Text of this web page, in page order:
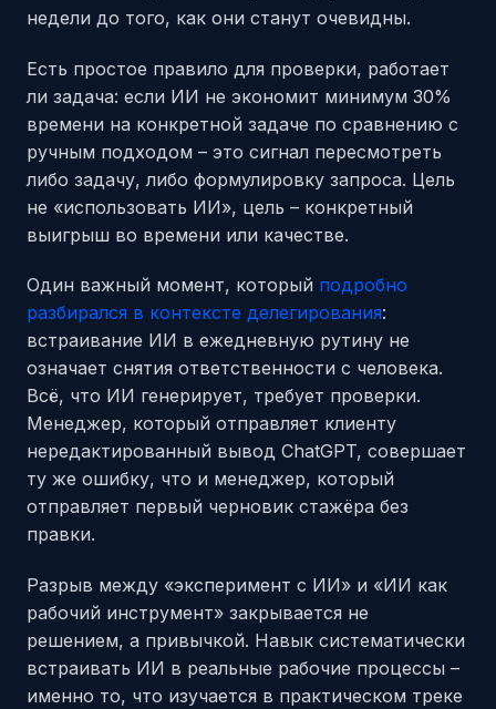
недели до того, как они станут очевидны.
Есть простое правило для проверки, работает
ли задача: если ИИ не экономит минимум 30%
времени на конкретной задаче по сравнению с
ручным подходом – это сигнал пересмотреть
либо задачу, либо формулировку запроса. Цель
не «использовать ИИ», цель – конкретный
выигрыш во времени или качестве.
Один важный момент, который подробно
разбирался в контексте делегирования:
встраивание ИИ в ежедневную рутину не
означает снятия ответственности с человека.
Всё, что ИИ генерирует, требует проверки.
Менеджер, который отправляет клиенту
нередактированный вывод ChatGPT, совершает
ту же ошибку, что и менеджер, который
отправляет первый черновик стажёра без
правки.
Разрыв между «эксперимент с ИИ» и «ИИ как
рабочий инструмент» закрывается не
решением, а привычкой. Навык систематически
встраивать ИИ в реальные рабочие процессы –
именно то, что изучается в практическом треке